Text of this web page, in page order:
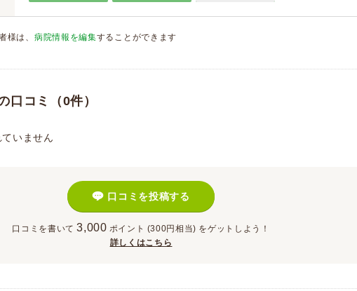
様は、 病院情報を編集することができます
口コミ（0件）
いません
口コミを投稿する
口コミを書いて 3,000 ポイント (300円相当) をゲットしよう！
詳しくはこちら